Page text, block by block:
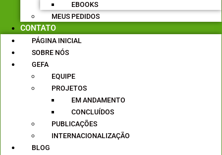
EBOOKS
MEUS PEDIDOS
CONTATO
PÁGINA INICIAL
SOBRE NÓS
GEFA
EQUIPE
PROJETOS
EM ANDAMENTO
CONCLUÍDOS
PUBLICAÇÕES
INTERNACIONALIZAÇÃO
BLOG